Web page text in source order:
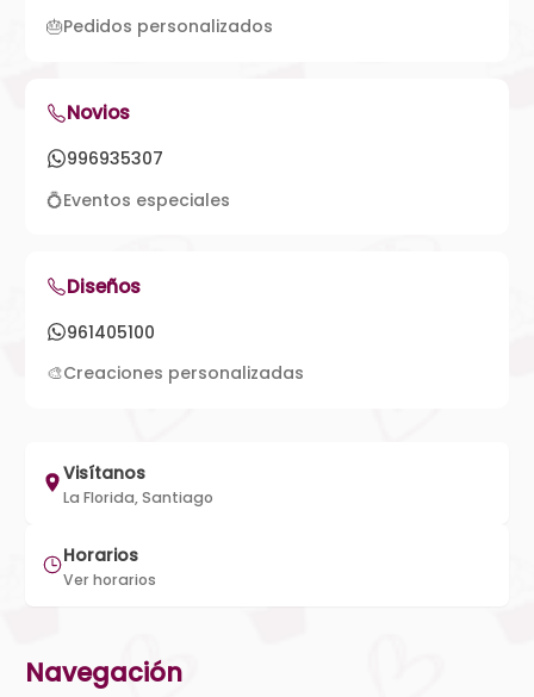
🎂Pedidos personalizados
Novios
996935307
💍Eventos especiales
Diseños
961405100
🎨Creaciones personalizadas
Visítanos
La Florida, Santiago
Horarios
Ver horarios
Navegación